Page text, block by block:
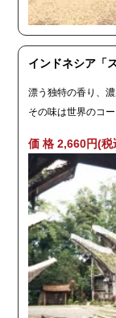
インドネシア「
漂う独特の香り、
その味は世界のコ
価 格 2,660円(税